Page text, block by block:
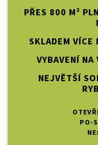
PŘES 800 M²
SKLADEM
VYBAVENÍ NA
NEJVĚTŠÍ
PO-
NE: